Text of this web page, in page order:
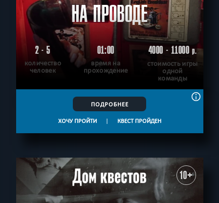
НА ПРОВОДЕ
2 - 5
количество
человек
01:00
время на
прохождение
4000 - 11000р.
стоимость игры
одной
команды
ПОДРОБНЕЕ
ХОЧУ ПРОЙТИ | КВЕСТ ПРОЙДЕН
10+